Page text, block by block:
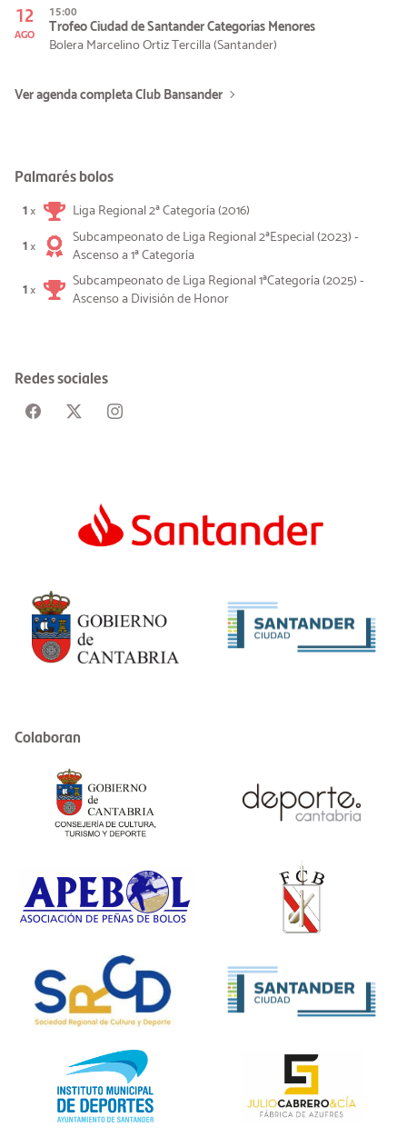
12
AGO
15:00
Trofeo Ciudad de Santander Categorías Menores
Bolera Marcelino Ortiz Tercilla (Santander)
Ver agenda completa Club Bansander
Palmarés bolos
1×
Liga Regional 2ª Categoría (2016)
1×
Subcampeonato de Liga Regional 2ªEspecial (2023) -
Ascenso a 1ª Categoría
1×
Subcampeonato de Liga Regional 1ªCategoría (2025) -
Ascenso a División de Honor
Redes sociales
Colaboran